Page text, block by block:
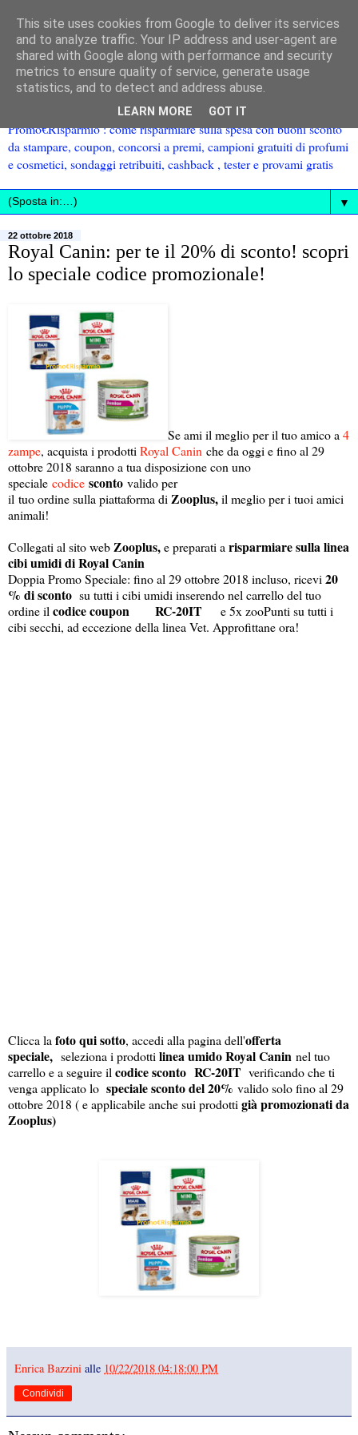
Promo€Risparmio : come risparmiare sulla spesa con buoni sconto
da stampare, coupon, concorsi a premi, campioni gratuiti di profumi
e cosmetici, sondaggi retribuiti, cashback , tester e provami gratis
▼
22 ottobre 2018
Royal Canin: per te il 20% di sconto! scopri
lo speciale codice promozionale!
Se ami il meglio per il tuo amico a 4
zampe, acquista i prodotti Royal Canin che da oggi e fino al 29
ottobre 2018 saranno a tua disposizione con uno
speciale codice sconto valido per
il tuo ordine sulla piattaforma di Zooplus,il meglio per i tuoi amici
animali!
Collegati al sito web Zooplus,e preparati a risparmiare sulla linea
cibi umidi di Royal Canin
Doppia Promo Speciale: fino al 29 ottobre 2018 incluso, ricevi 20
% di sconto su tutti i cibi umidi inserendo nel carrello del tuo
ordine il codice coupon RC-20IT e 5x zooPunti su tutti i
cibi secchi, ad eccezione della linea Vet. Approfittane ora!
Clicca la foto qui sotto, accedi alla pagina dell'offerta
speciale, seleziona i prodotti linea umido Royal Canin nel tuo
carrello e a seguire il codice sconto RC-20IT verificando che ti
venga applicato lo speciale sconto del 20% valido solo fino al 29
ottobre 2018 ( e applicabile anche sui prodotti già promozionati da
Zooplus)
Enrica Bazzini alle 10/22/2018 04:18:00 PM
Condividi
This site uses cookies from Google to deliver its services
and to analyze traffic. Your IP address and user-agent are
shared with Google along with performance and security
metrics to ensure quality of service, generate usage
statistics, and to detect and address abuse.
LEARN MORE GOT IT